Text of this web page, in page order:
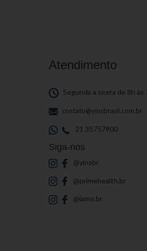
Atendimento
Segunda a sexta de 8h às
contato@yinsbrasil.com.br
21 35757900
Siga-nos
@yinsbr
@primehealth.br
@iamo.br